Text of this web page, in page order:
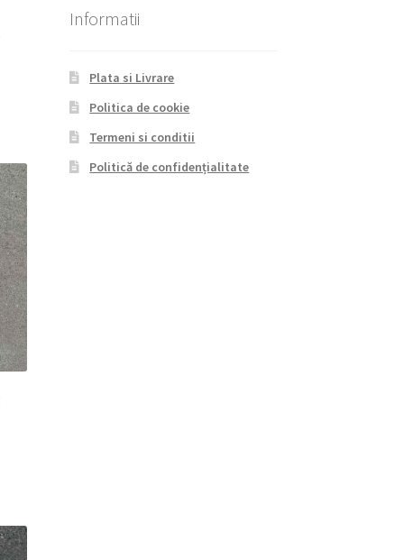
Informatii
Plata si Livrare
Politica de cookie
Termeni si conditii
Politică de confidențialitate